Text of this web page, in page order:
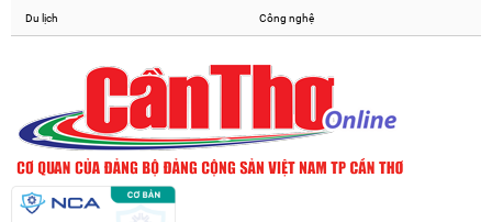
Du lịch Công nghệ